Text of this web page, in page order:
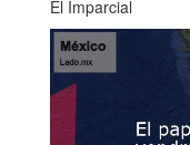
El Imparcial